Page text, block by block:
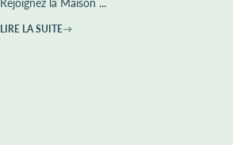
LIRE LA SUITE